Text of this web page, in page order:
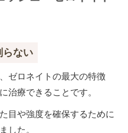
ない
ゼロネイトの最大の特徴
治療できることです。
目や強度を確保するために
した。